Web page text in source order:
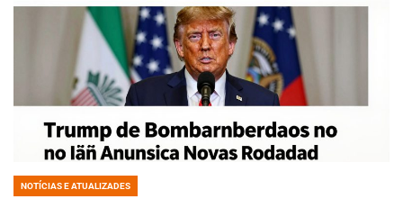
POSTED
NOTÍCIAS E ATUALIZADES